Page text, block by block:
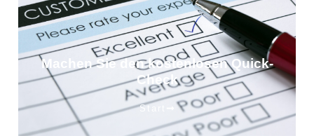
Machen Sie den kostenlosen Quick-
Check
Start